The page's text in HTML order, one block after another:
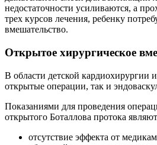
недостаточности усиливаются, а
трех курсов лечения, ребенку
вмешательство.
Открытое хирургическое
В области детской кардиохирургии
открытые операции, так и
Показаниями для проведения
открытого Боталлова протока
отсутствие эффекта от